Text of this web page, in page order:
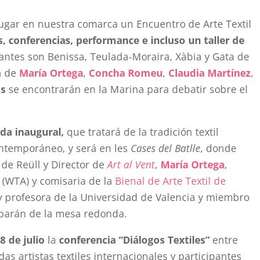
en nuestra comarca un Encuentro de Arte Textil
conferencias, performance e incluso un taller de
son Benissa, Teulada-Moraira, Xàbia y Gata de
de María Ortega, Concha Romeu, Claudia Martínez,
se encontrarán en la Marina para debatir sobre el
inaugural, que tratará de la tradición textil
y será en les Cases del Batlle, donde
Reüll y Director deArt al Vent, María Ortega,
(WTA) y comisaria de la Bienal de Arte Textil de
profesora de la Universidad de Valencia y miembro
de la mesa redonda.
8 de julio la conferencia “Diálogos Textiles”entre
artistas textiles internacionales y participantes